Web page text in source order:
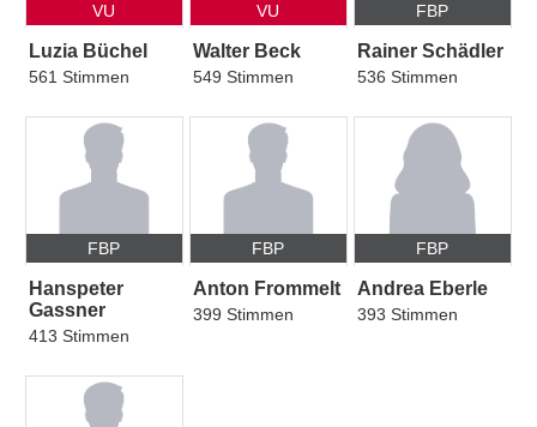
VU
Luzia Büchel
561 Stimmen
VU
Walter Beck
549 Stimmen
FBP
Rainer Schädler
536 Stimmen
FBP
Hanspeter
Gassner
413 Stimmen
FBP
Anton Frommelt
399 Stimmen
FBP
Andrea Eberle
393 Stimmen